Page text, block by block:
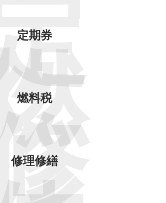
定期券
燃料税
修理修繕